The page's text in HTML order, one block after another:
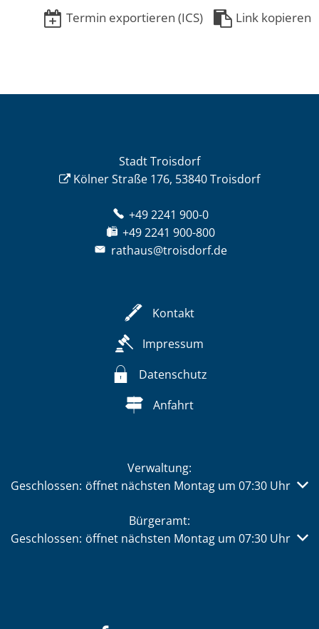
Termin exportieren (ICS)
Link kopieren
Stadt Troisdorf
Kölner Straße 176, 53840 Troisdorf
+49 2241 900-0
+49 2241 900-800
rathaus@troisdorf.de
Kontakt
Impressum
Datenschutz
Anfahrt
Verwaltung:
Klicken, um weitere Öffnungs- oder Schließzeiten
Geschlossen: öffnet nächsten Montag um 07:30 Uhr
Bürgeramt:
Klicken, um weitere Öffnungs- oder Schließzeiten
Geschlossen: öffnet nächsten Montag um 07:30 Uhr